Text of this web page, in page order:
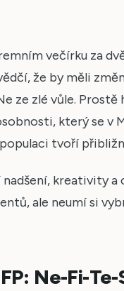
večírku za
že by měli
ze zlé vůle.
který se v
tvoří
kreativity a
ale neumí si
Ne-Fi-Te-